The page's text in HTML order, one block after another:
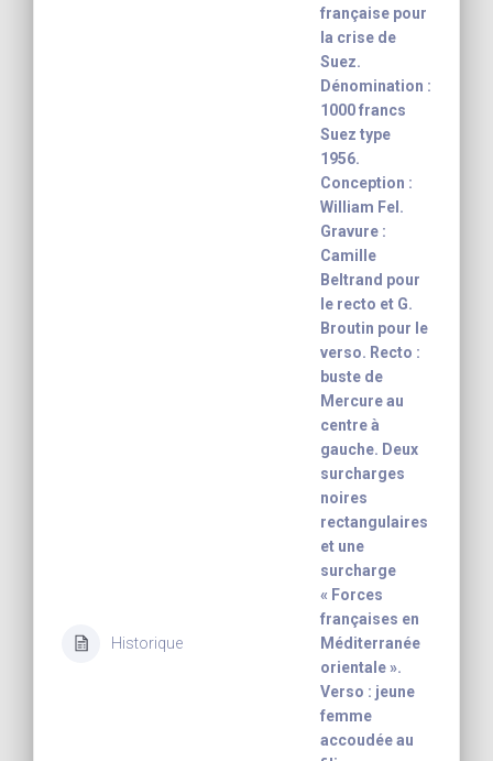
Historique
française pour
la crise de
Suez.
Dénomination :
1000 francs
Suez type
1956.
Conception :
William Fel.
Gravure :
Camille
Beltrand pour
le recto et G.
Broutin pour le
verso. Recto :
buste de
Mercure au
centre à
gauche. Deux
surcharges
noires
rectangulaires
et une
surcharge
« Forces
françaises en
Méditerranée
orientale ».
Verso : jeune
femme
accoudée au